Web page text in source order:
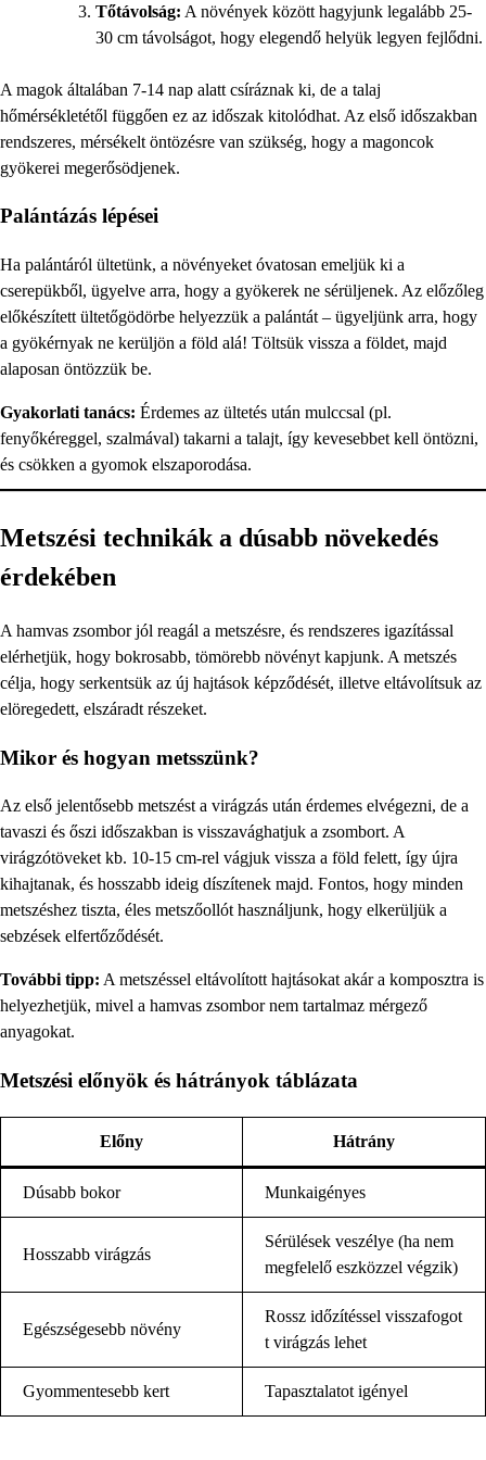
Tőtávolság: A növények között hagyjunk legalább 25-
30 cm távolságot, hogy elegendő helyük legyen fejlődni.
A magok általában 7-14 nap alatt csíráznak ki, de a talaj
hőmérsékletétől függően ez az időszak kitolódhat. Az első időszakban
rendszeres, mérsékelt öntözésre van szükség, hogy a magoncok
gyökerei megerősödjenek.
Palántázás lépései
Ha palántáról ültetünk, a növényeket óvatosan emeljük ki a
cserepükből, ügyelve arra, hogy a gyökerek ne sérüljenek. Az előzőleg
előkészített ültetőgödörbe helyezzük a palántát – ügyeljünk arra, hogy
a gyökérnyak ne kerüljön a föld alá! Töltsük vissza a földet, majd
alaposan öntözzük be.
Gyakorlati tanács: Érdemes az ültetés után mulccsal (pl.
fenyőkéreggel, szalmával) takarni a talajt, így kevesebbet kell öntözni,
és csökken a gyomok elszaporodása.
Metszési technikák a dúsabb növekedés
érdekében
A hamvas zsombor jól reagál a metszésre, és rendszeres igazítással
elérhetjük, hogy bokrosabb, tömörebb növényt kapjunk. A metszés
célja, hogy serkentsük az új hajtások képződését, illetve eltávolítsuk az
elöregedett, elszáradt részeket.
Mikor és hogyan metsszünk?
Az első jelentősebb metszést a virágzás után érdemes elvégezni, de a
tavaszi és őszi időszakban is visszavághatjuk a zsombort. A
virágzótöveket kb. 10-15 cm-rel vágjuk vissza a föld felett, így újra
kihajtanak, és hosszabb ideig díszítenek majd. Fontos, hogy minden
metszéshez tiszta, éles metszőollót használjunk, hogy elkerüljük a
sebzések elfertőződését.
További tipp: A metszéssel eltávolított hajtásokat akár a komposztra is
helyezhetjük, mivel a hamvas zsombor nem tartalmaz mérgező
anyagokat.
Metszési előnyök és hátrányok táblázata
Előny Hátrány
Dúsabb bokor Munkaigényes
Hosszabb virágzás
Sérülések veszélye (ha nem
megfelelő eszközzel végzik)
Egészségesebb növény
Rossz időzítéssel visszafogot
t virágzás lehet
Gyommentesebb kert Tapasztalatot igényel